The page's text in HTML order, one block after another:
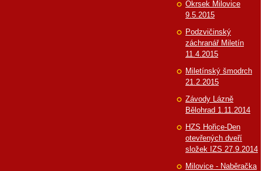
Okrsek Milovice
9.5.2015
Podzvičinský
záchranář Miletín
11.4.2015
Miletínský šmodrch
21.2.2015
Závody Lázně
Bělohrad 1.11.2014
HZS Hořice-Den
otevřených dveří
složek IZS 27.9.2014
Milovice - Naběračka